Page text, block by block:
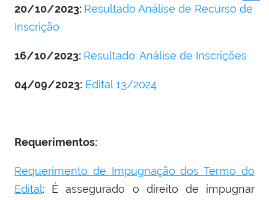
20/10/2023: Resultado Análise de Recurso de
Inscrição
16/10/2023: Resultado: Análise de Inscrições
04/09/2023: Edital 13/2024
Requerimentos:
Requerimento de Impugnação dos Termo do
Edital: É assegurado o direito de impugnar